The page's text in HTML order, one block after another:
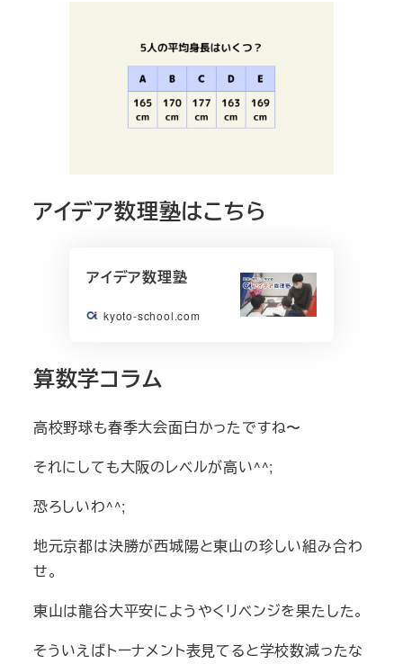
アイデア数理塾はこちら
アイデア数理塾
kyoto-school.com
算数学コラム
高校野球も春季大会面白かったですね〜
それにしても大阪のレベルが高い^^;
恐ろしいわ^^;
地元京都は決勝が西城陽と東山の珍しい組み合わ
せ。
東山は龍谷大平安にようやくリベンジを果たした。
そういえばトーナメント表見てると学校数減ったな